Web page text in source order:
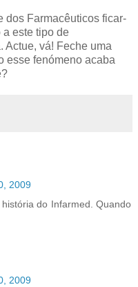
dos Farmacêuticos ficar-
a este tipo de
Actue, vá! Feche uma
esse fenómeno acaba
2009
do Infarmed. Quando
2009